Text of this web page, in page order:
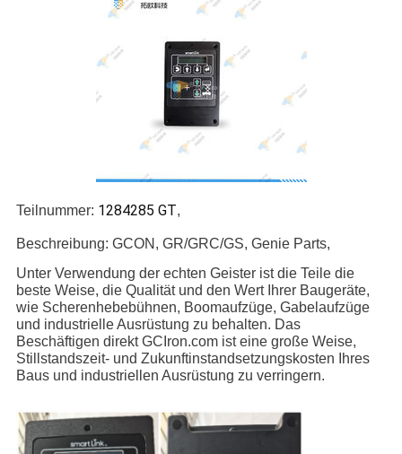
Teilnummer: 1284285 GT,
Beschreibung: GCON, GR/GRC/GS, Genie Parts,
Unter Verwendung der echten Geister ist die Teile die
beste Weise, die Qualität und den Wert Ihrer Baugeräte,
wie Scherenhebebühnen, Boomaufzüge, Gabelaufzüge
und industrielle Ausrüstung zu behalten. Das
Beschäftigen direkt GCIron.com ist eine große Weise,
Stillstandszeit- und Zukunftinstandsetzungskosten Ihres
Baus und industriellen Ausrüstung zu verringern.